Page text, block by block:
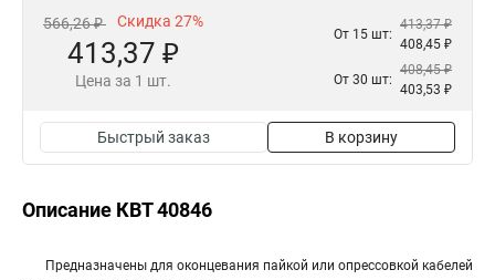
566,26 ₽ Скидка 27%
413,37 ₽
Цена за 1 шт.
От 15 шт:
413,37 ₽
408,45 ₽
От 30 шт:
408,45 ₽
403,53 ₽
Быстрый заказ В корзину
Описание КВТ 40846
Предназначены для оконцевания пайкой или опрессовкой кабелей